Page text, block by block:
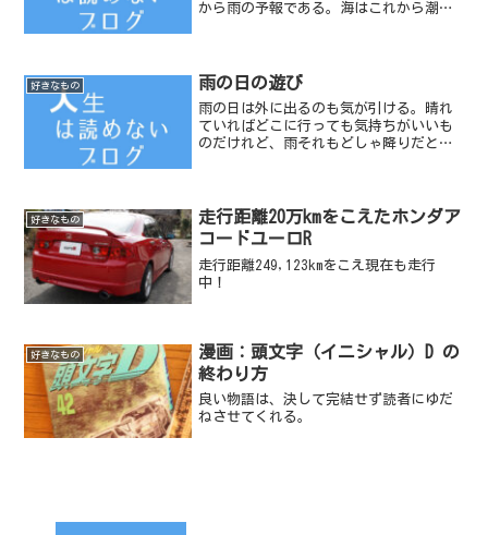
から雨の予報である。海はこれから潮が
のようには走り回ってこそい...
好きなもの 雨の日の遊び
雨の日は外に出るのも気が引ける。晴れ
ていればどこに行っても気持ちがいいも
のだけれど、雨それもどしゃ降りだとお
ず白熱できるので、外で雨...
好きなもの
走行距離20万kmをこえたホンダア
コードユーロR
走行距離249,123kmをこえ現在も走行
中！
好きなもの
漫画：頭文字（イニシャル）D の
終わり方
良い物語は、決して完結せず読者にゆだ
ねさせてくれる。